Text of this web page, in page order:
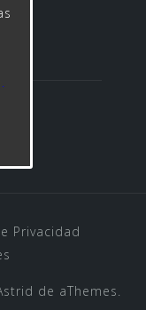
Privacidad
de aThemes.